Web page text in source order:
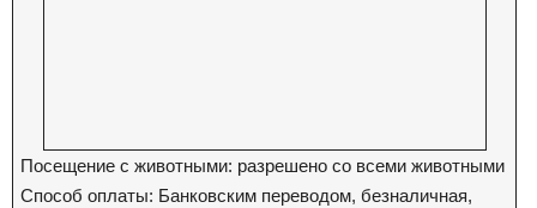
Посещение с животными: разрешено со всеми животными
Способ оплаты: Банковским переводом, безналичная,